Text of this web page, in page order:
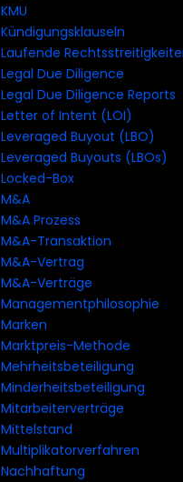
KMU
Kündigungsklauseln
Laufende
Legal Due Diligence
Legal Due Diligence Reports
Letter of Intent (LOI)
Leveraged Buyout (LBO)
Leveraged Buyouts (LBOs)
Locked-Box
M&A
M&A Prozess
M&A-Transaktion
M&A-Vertrag
M&A-Verträge
Managementphilosophie
Marken
Marktpreis-Methode
Mehrheitsbeteiligung
Minderheitsbeteiligung
Mitarbeiterverträge
Mittelstand
Multiplikatorverfahren
Nachhaftung